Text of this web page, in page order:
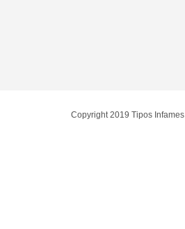
Copyright 2019 Tipos Infames